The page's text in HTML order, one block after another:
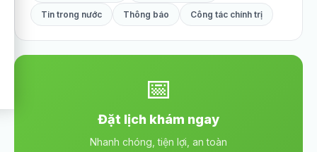
Tin trong nước Thông báo Công tác chính trị
📅
Đặt lịch khám ngay
Nhanh chóng, tiện lợi, an toàn